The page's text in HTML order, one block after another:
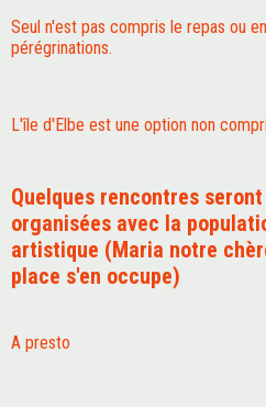
Seul n'est pas compris le repas ou
pérégrinations.
L'île d'Elbe est une option non
Quelques rencontres
organisées avec la
artistique (Maria notre
place s'en occupe)
A presto